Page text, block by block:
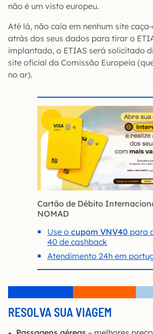
não é um visto europeu.
Até lá, não caia em nenhum site
atrás dos seus dados para tirar o
implantado, o ETIAS será solicitado
site oficial da Comissão Europeia
no ar).
Cartão de Débito
NOMAD
Use o cupom VNV40 para
40 de cashback
Atendimento 24h em
RESOLVA SUA VIAGEM